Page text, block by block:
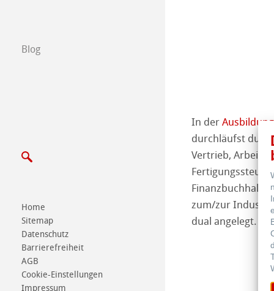
Blog
Home
Sitemap
Datenschutz
Barrierefreiheit
AGB
Cookie-Einstellungen
Impressum
In der
durchläufst du
Vertrieb,
zum/zur
dual angelegt.